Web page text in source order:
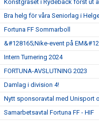
Konstgräset i Rydebäck först ut
Bra helg för våra Seniorlag i
Fortuna FF Sommarboll
&#128165;Nike-event på
Intern Turnering 2024
FORTUNA-AVSLUTNING 2023
Damlag i division 4!
Nytt sponsoravtal med Unisport
Samarbetsavtal Fortuna FF - HIF